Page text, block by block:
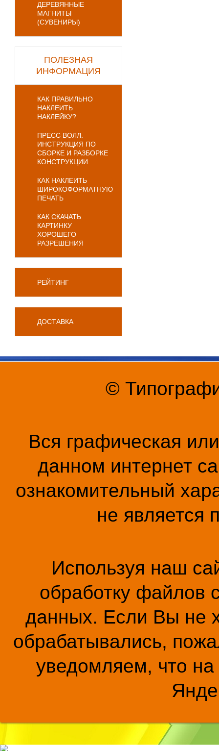
ДЕРЕВЯННЫЕ
МАГНИТЫ
(СУВЕНИРЫ)
ПОЛЕЗНАЯ
ИНФОРМАЦИЯ
КАК ПРАВИЛЬНО
НАКЛЕИТЬ
НАКЛЕЙКУ?
ПРЕСС ВОЛЛ.
ИНСТРУКЦИЯ ПО
СБОРКЕ И РАЗБОРКЕ
КОНСТРУКЦИИ.
КАК НАКЛЕИТЬ
ШИРОКОФОРМАТНУЮ
ПЕЧАТЬ
КАК СКАЧАТЬ
КАРТИНКУ
ХОРОШЕГО
РАЗРЕШЕНИЯ
РЕЙТИНГ
ДОСТАВКА
©
Вся графическая
данном интернет
ознакомительный
не является
Используя наш
обработку файлов
данных. Если Вы не
обрабатывались,
уведомляем, что на